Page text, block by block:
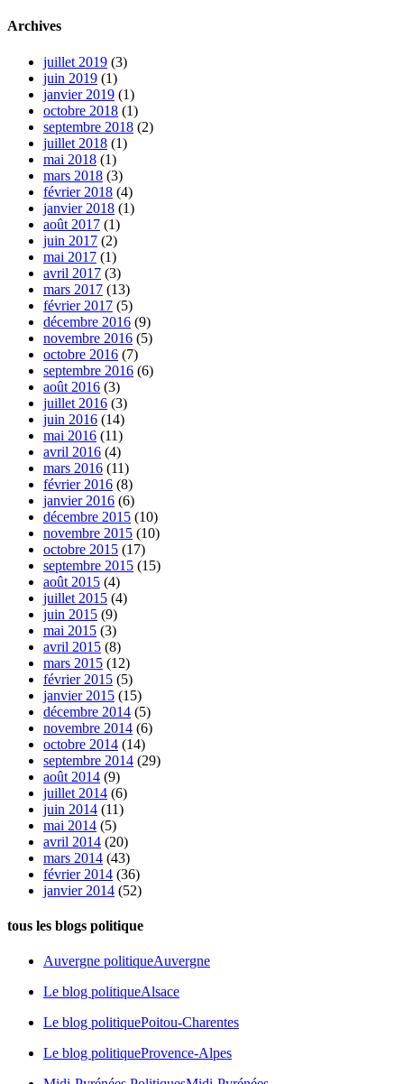
Archives
juillet 2019 (3)
juin 2019 (1)
janvier 2019 (1)
octobre 2018 (1)
septembre 2018 (2)
juillet 2018 (1)
mai 2018 (1)
mars 2018 (3)
février 2018 (4)
janvier 2018 (1)
août 2017 (1)
juin 2017 (2)
mai 2017 (1)
avril 2017 (3)
mars 2017 (13)
février 2017 (5)
décembre 2016 (9)
novembre 2016 (5)
octobre 2016 (7)
septembre 2016 (6)
août 2016 (3)
juillet 2016 (3)
juin 2016 (14)
mai 2016 (11)
avril 2016 (4)
mars 2016 (11)
février 2016 (8)
janvier 2016 (6)
décembre 2015 (10)
novembre 2015 (10)
octobre 2015 (17)
septembre 2015 (15)
août 2015 (4)
juillet 2015 (4)
juin 2015 (9)
mai 2015 (3)
avril 2015 (8)
mars 2015 (12)
février 2015 (5)
janvier 2015 (15)
décembre 2014 (5)
novembre 2014 (6)
octobre 2014 (14)
septembre 2014 (29)
août 2014 (9)
juillet 2014 (6)
juin 2014 (11)
mai 2014 (5)
avril 2014 (20)
mars 2014 (43)
février 2014 (36)
janvier 2014 (52)
tous les blogs politique
Auvergne politiqueAuvergne
Le blog politiqueAlsace
Le blog politiquePoitou-Charentes
Le blog politiqueProvence-Alpes